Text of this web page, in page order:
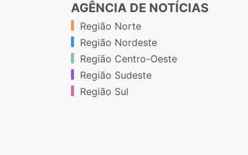
AGÊNCIA DE NOTÍCIAS
Região Norte
Região Nordeste
Região Centro-Oeste
Região Sudeste
Região Sul